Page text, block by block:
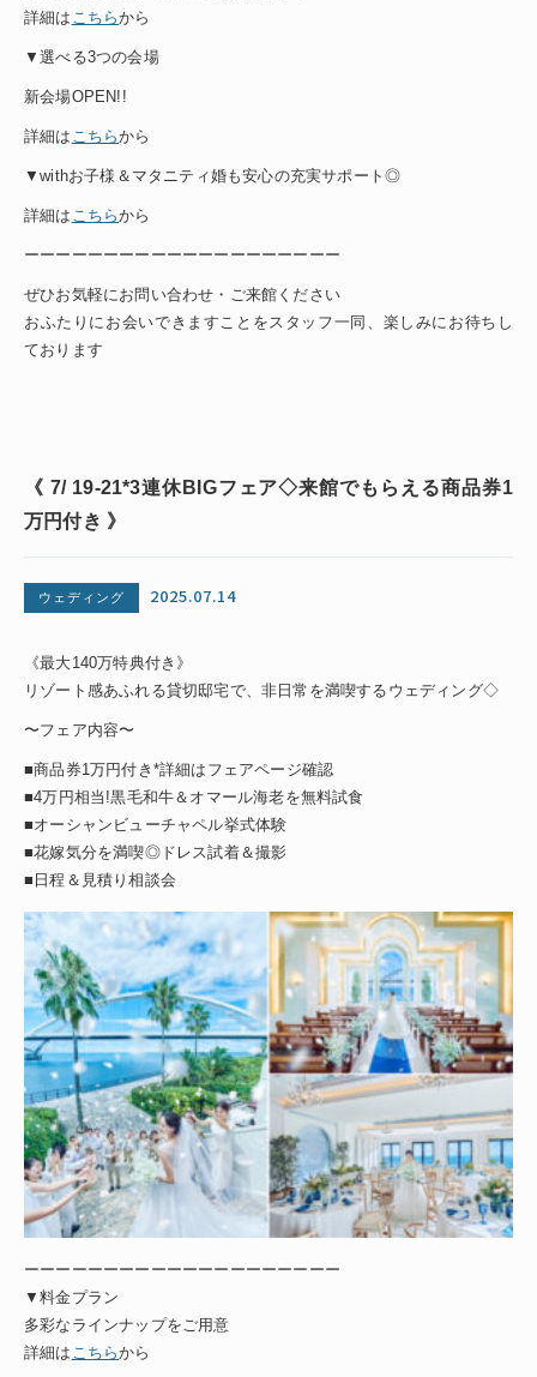
詳細は こちらから
▼選べる3つの会場
新会場OPEN!!
詳細は こちらから
▼withお子様＆マタニティ婚も安心の充実サポート◎
詳細は こちらから
ーーーーーーーーーーーーーーーーーーーー
ぜひお気軽にお問い合わせ・ご来館ください
おふたりにお会いできますことをスタッフ一同、楽しみにお待ちし
ております
《 7/ 19-21*3連休BIGフェア◇来館でもらえる商品券1
万円付き 》
ウェディング 2025.07.14
《最大140万特典付き》
リゾート感あふれる貸切邸宅で、非日常を満喫するウェディング◇
〜フェア内容〜
■商品券1万円付き*詳細はフェアページ確認
■4万円相当!黒毛和牛＆オマール海老を無料試食
■オーシャンビューチャペル挙式体験
■花嫁気分を満喫◎ドレス試着＆撮影
■日程＆見積り相談会
ーーーーーーーーーーーーーーーーーーーー
▼料金プラン
多彩なラインナップをご用意
詳細は こちらから